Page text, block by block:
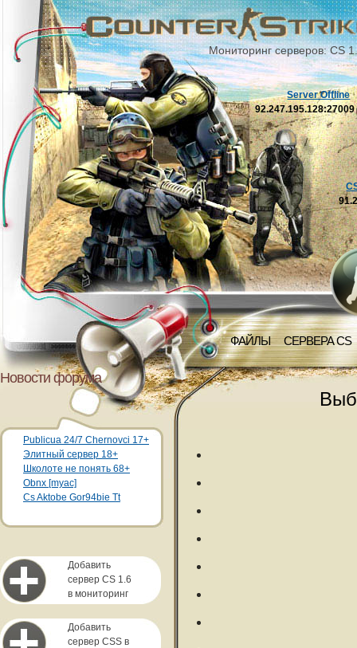
Мониторинг серверов: CS
ФАЙЛЫ СЕРВЕРА CS
Server Offline
92.247.195.128:27009
Новости форума
Publicua 24/7 Chernovci 17+
Элитный сервер 18+
Школоте не понять 68+
Obnx [myac]
Cs Aktobe Gor94bie Tt
Добавить
сервер CS 1.6
в мониторинг
Добавить
сервер CSS в